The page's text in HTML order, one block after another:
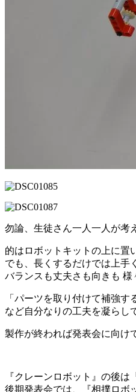
勿論、生徒さん一人一人が考
的はロボットキットの上に置
でも、長くするだけでは上手
バランスも丈夫さも向きも 様
「パーツを取り付けて補強す
など自分なりの工夫を凝らし
製作が終われば発表会に向け
『クレーンロボット』の後は
後期発表会では、『相撲ロボ